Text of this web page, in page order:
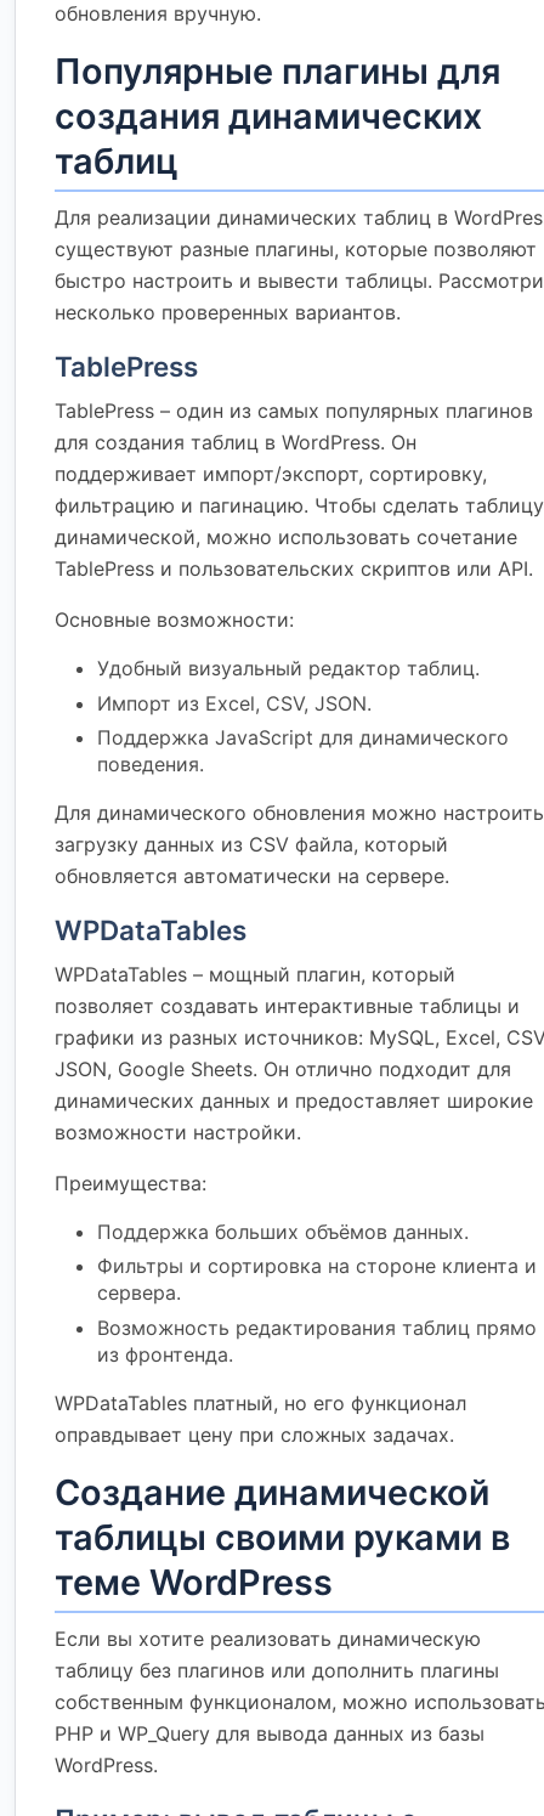
обновления вручную.
Популярные плагины для
создания динамических
таблиц
Для реализации динамических таблиц в
существуют разные плагины, которые позволяют
быстро настроить и вывести таблицы.
несколько проверенных вариантов.
TablePress
TablePress – один из самых популярных плагинов
для создания таблиц в WordPress. Он
поддерживает импорт/экспорт, сортировку,
фильтрацию и пагинацию. Чтобы сделать таблицу
динамической, можно использовать сочетание
TablePress и пользовательских скриптов или API.
Основные возможности:
Удобный визуальный редактор таблиц.
Импорт из Excel, CSV, JSON.
Поддержка JavaScript для динамического
поведения.
Для динамического обновления можно настроить
загрузку данных из CSV файла, который
обновляется автоматически на сервере.
WPDataTables
WPDataTables – мощный плагин, который
позволяет создавать интерактивные таблицы и
графики из разных источников: MySQL, Excel,
JSON, Google Sheets. Он отлично подходит для
динамических данных и предоставляет широкие
возможности настройки.
Преимущества:
Поддержка больших объёмов данных.
Фильтры и сортировка на стороне клиента и
сервера.
Возможность редактирования таблиц прямо
из фронтенда.
WPDataTables платный, но его функционал
оправдывает цену при сложных задачах.
Создание динамической
таблицы своими руками в
теме WordPress
Если вы хотите реализовать динамическую
таблицу без плагинов или дополнить плагины
собственным функционалом, можно
PHP и WP_Query для вывода данных из базы
WordPress.